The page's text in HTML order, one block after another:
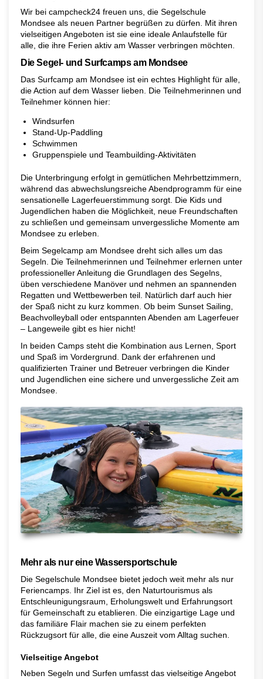
Wir bei campcheck24 freuen uns, die Segelschule
Mondsee als neuen Partner begrüßen zu dürfen. Mit ihren
vielseitigen Angeboten ist sie eine ideale Anlaufstelle für
alle, die ihre Ferien aktiv am Wasser verbringen möchten.
Die Segel- und Surfcamps am Mondsee
Das Surfcamp am Mondsee ist ein echtes Highlight für alle,
die Action auf dem Wasser lieben. Die Teilnehmerinnen und
Teilnehmer können hier:
Windsurfen
Stand-Up-Paddling
Schwimmen
Gruppenspiele und Teambuilding-Aktivitäten
Die Unterbringung erfolgt in gemütlichen Mehrbettzimmern,
während das abwechslungsreiche Abendprogramm für eine
sensationelle Lagerfeuerstimmung sorgt. Die Kids und
Jugendlichen haben die Möglichkeit, neue Freundschaften
zu schließen und gemeinsam unvergessliche Momente am
Mondsee zu erleben.
Beim Segelcamp am Mondsee dreht sich alles um das
Segeln. Die Teilnehmerinnen und Teilnehmer erlernen unter
professioneller Anleitung die Grundlagen des Segelns,
üben verschiedene Manöver und nehmen an spannenden
Regatten und Wettbewerben teil. Natürlich darf auch hier
der Spaß nicht zu kurz kommen. Ob beim Sunset Sailing,
Beachvolleyball oder entspannten Abenden am Lagerfeuer
– Langeweile gibt es hier nicht!
In beiden Camps steht die Kombination aus Lernen, Sport
und Spaß im Vordergrund. Dank der erfahrenen und
qualifizierten Trainer und Betreuer verbringen die Kinder
und Jugendlichen eine sichere und unvergessliche Zeit am
Mondsee.
Mehr als nur eine Wassersportschule
Die Segelschule Mondsee bietet jedoch weit mehr als nur
Feriencamps. Ihr Ziel ist es, den Naturtourismus als
Entschleunigungsraum, Erholungswelt und Erfahrungsort
für Gemeinschaft zu etablieren. Die einzigartige Lage und
das familiäre Flair machen sie zu einem perfekten
Rückzugsort für alle, die eine Auszeit vom Alltag suchen.
Vielseitige Angebot
Neben Segeln und Surfen umfasst das vielseitige Angebot